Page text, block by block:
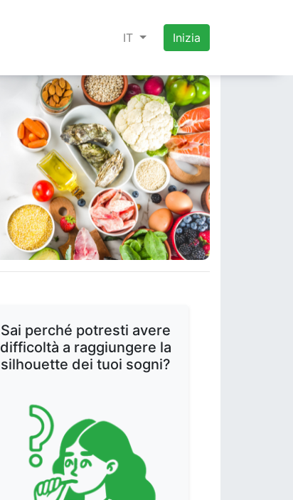
IT Inizia
Sai perché potresti avere
difficoltà a raggiungere la
silhouette dei tuoi sogni?